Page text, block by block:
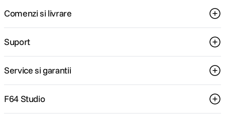
Comenzi si livrare
Suport
Service si garantii
F64 Studio